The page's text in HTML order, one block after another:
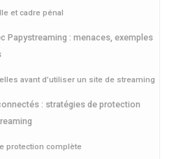
et cadre pénal
Papystreaming : menaces, exemples
avant d’utiliser un site de streaming
: stratégies de protection
protection complète